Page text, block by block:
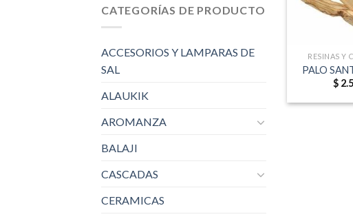
CATEGORÍAS DE PRODUCTO
ACCESORIOS Y LAMPARAS DE
SAL
ALAUKIK
AROMANZA
BALAJI
CASCADAS
CERAMICAS
RESINAS Y
PALO
$